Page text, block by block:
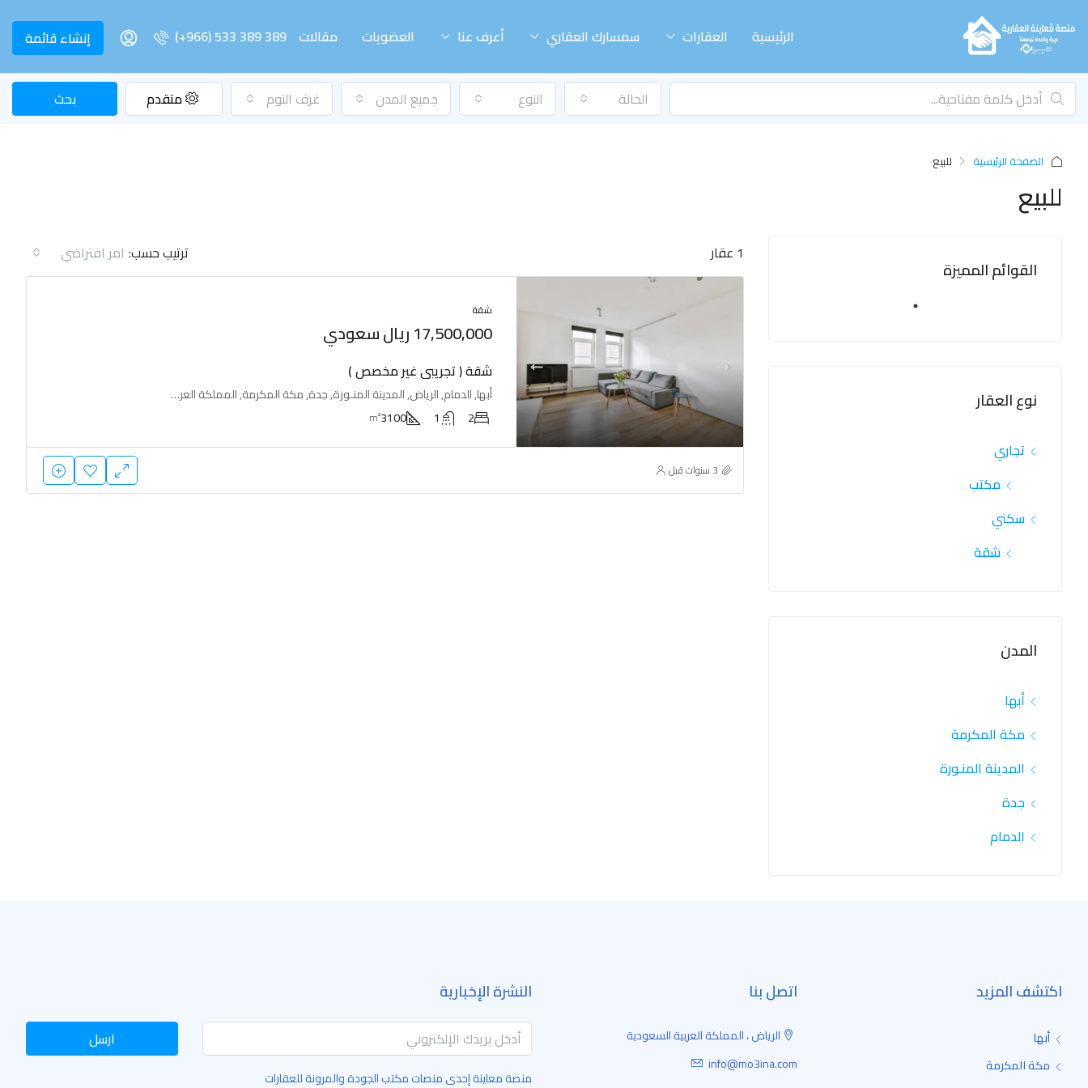
الرئيسية العقارات سمسارك العقاري أعرف عنا العضويات مقالات (+966) 533 389 389 إنشاء قائمة
الحالة النوع جميع المدن غرف النوم متقدم بحث
الصفحة الرئيسية للبيع
للبيع
1 عقار ترتيب حسب: امر افتراضي
شقة
17,500,000 ريال سعودي
شقة ( تجريبي غير مخصص )
أبها, الدمام, الرياض, المدينة المنـورة, جدة, مكة المكرمة, المملكة العربية السعودية
2
1
3100
m²
القوائم المميزة
نوع العقار
تجاري
مكتب
سكني
شقة
المدن
أبها
مكة المكرمة
المدينة المنـورة
جدة
الدمام
اكتشف المزيد
أبها
مكة المكرمة
اتصل بنا
الرياض ، المملكة العربية السعودية
info@mo3ina.com
النشرة الإخبارية
ارسل
منصة معاينة إحدى منصات مكتب الجودة والمرونة للعقارات